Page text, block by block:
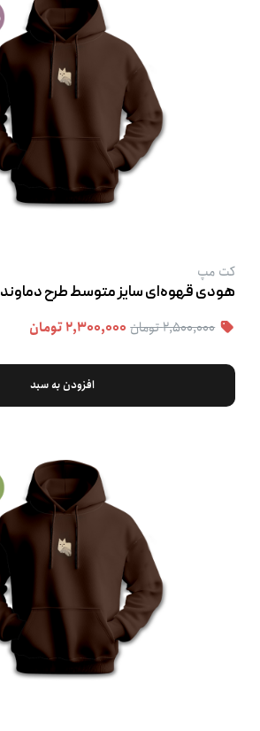
کت‌ مپ
هودی قهوه‌ای سایز متوسط طرح دماوند
۲,۵۰۰,۰۰۰ تومان ۲,۳۰۰,۰۰۰ تومان
افزودن به سبد